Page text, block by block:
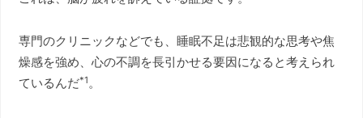
専門のクリニックなどでも、睡眠不足は悲観的な思考や焦
燥感を強め、心の不調を長引かせる要因になると考えられ
ているんだ*1。